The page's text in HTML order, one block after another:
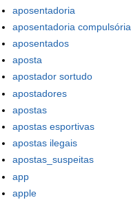
aposentadoria
aposentadoria compulsória
aposentados
aposta
apostador sortudo
apostadores
apostas
apostas esportivas
apostas ilegais
apostas_suspeitas
app
apple